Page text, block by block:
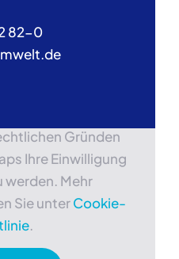
82-0
Gründen
Ihre Einwilligung
werden. Mehr
Sie unterCookie-
.